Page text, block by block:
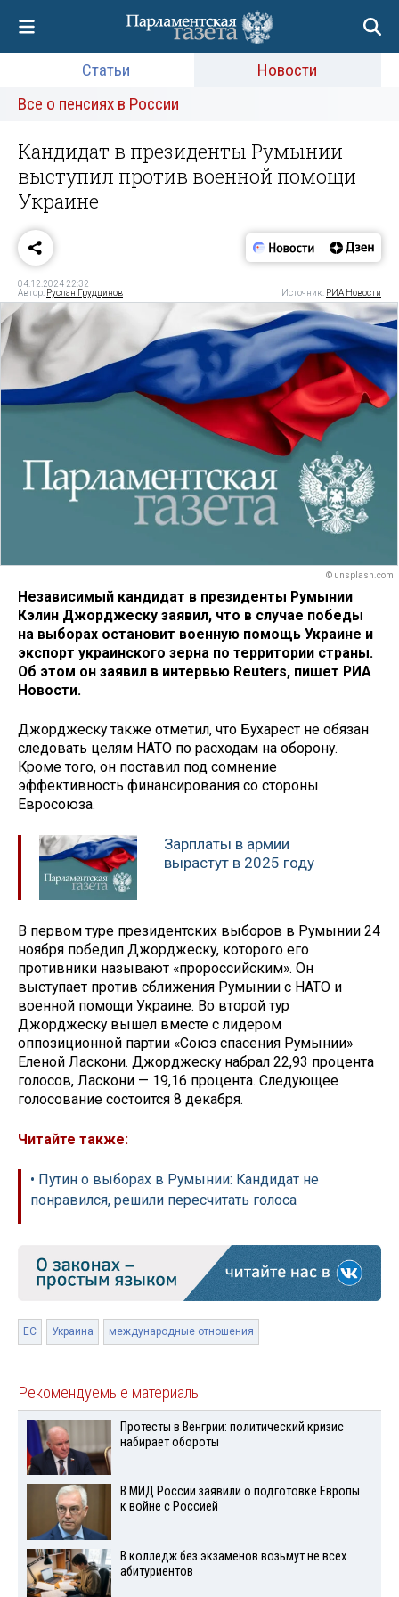
Статьи
Новости
Все о пенсиях в России
Кандидат в президенты Румынии
выступил против военной помощи
Украине
04.12.2024 22:32
Автор: Руслан Грудцинов Источник: РИА Новости
© unsplash.com
Независимый кандидат в президенты Румынии
Кэлин Джорджеску заявил, что в случае победы
на выборах остановит военную помощь Украине и
экспорт украинского зерна по территории страны.
Об этом он заявил в интервью Reuters, пишет РИА
Новости.
Джорджеску также отметил, что Бухарест не обязан
следовать целям НАТО по расходам на оборону.
Кроме того, он поставил под сомнение
эффективность финансирования со стороны
Евросоюза.
Зарплаты в армии
вырастут в 2025 году
В первом туре президентских выборов в Румынии 24
ноября победил Джорджеску, которого его
противники называют «пророссийским». Он
выступает против сближения Румынии с НАТО и
военной помощи Украине. Во второй тур
Джорджеску вышел вместе с лидером
оппозиционной партии «Союз спасения Румынии»
Еленой Ласкони. Джорджеску набрал 22,93 процента
голосов, Ласкони — 19,16 процента. Следующее
голосование состоится 8 декабря.
Читайте также:
• Путин о выборах в Румынии: Кандидат не
понравился, решили пересчитать голоса
ЕС Украина международные отношения
Рекомендуемые материалы
Протесты в Венгрии: политический кризис
набирает обороты
В МИД России заявили о подготовке Европы
к войне с Россией
В колледж без экзаменов возьмут не всех
абитуриентов